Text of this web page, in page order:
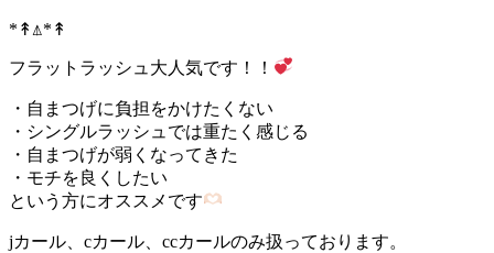
*↟⍋*↟
フラットラッシュ大人気です！！
・自まつげに負担をかけたくない
・シングルラッシュでは重たく感じる
・自まつげが弱くなってきた
・モチを良くしたい
という方にオススメです
jカール、cカール、ccカールのみ扱っております。